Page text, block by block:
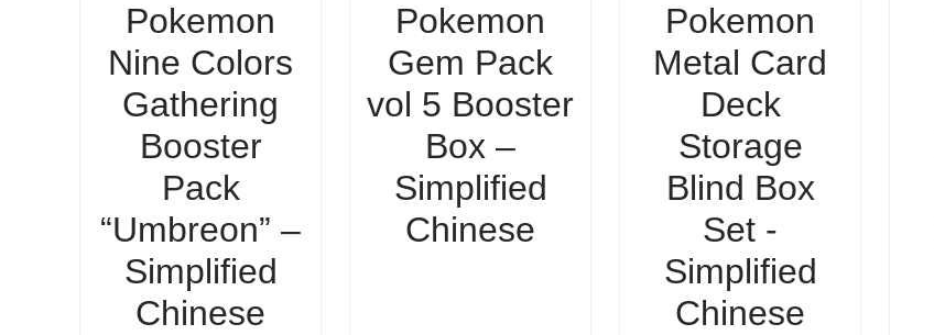
Pokemon
Nine Colors
Gathering
Booster
Pack
“Umbreon” –
Simplified
Chinese
Pokemon
Gem Pack
vol 5 Booster
Box –
Simplified
Chinese
Pokemon
Metal Card
Deck
Storage
Blind Box
Set -
Simplified
Chinese